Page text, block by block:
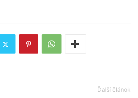
Ďalší článok